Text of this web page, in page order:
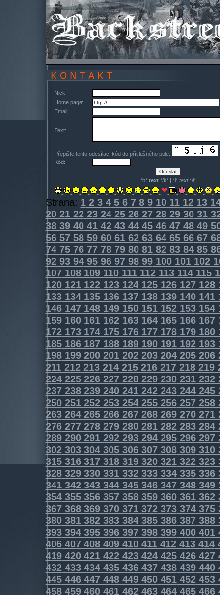
Nick:
Home page:
Email:
Text:
Přepište tento odesílací kód do příslušného pole:
Kód:
*b* text*/b* | *i* text*/i*
Strana: 12345678910111213
202122232425262728293031
383940414243444546474849
565758596061626364656667
747576777879808182838485
9293949596979899100101102
107108109110111112113114115
120121122123124125126127128
133134135136137138139140141
146147148149150151152153154
159160161162163164165166167
172173174175176177178179180
185186187188189190191192193
198199200201202203204205206
211212213214215216217218219
224225226227228229230231232
237238239240241242243244245
250251252253254255256257258
263264265266267268269270271
276277278279280281282283284
289290291292293294295296297
302303304305306307308309310
315316317318319320321322323
328329330331332333334335336
341342343344345346347348349
354355356357358359360361362
367368369370371372373374375
380381382383384385386387388
393394395396397398399400401
406407408409410411412413414
419420421422423424425426427
432433434435436437438439440
445446447448449450451452453
458459460461462463464465466